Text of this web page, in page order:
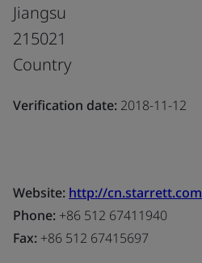
Jiangsu
215021
Country
Verification date: 2018-11-12
Website: http://cn.starrett.com
Phone: +86 512 67411940
Fax: +86 512 67415697